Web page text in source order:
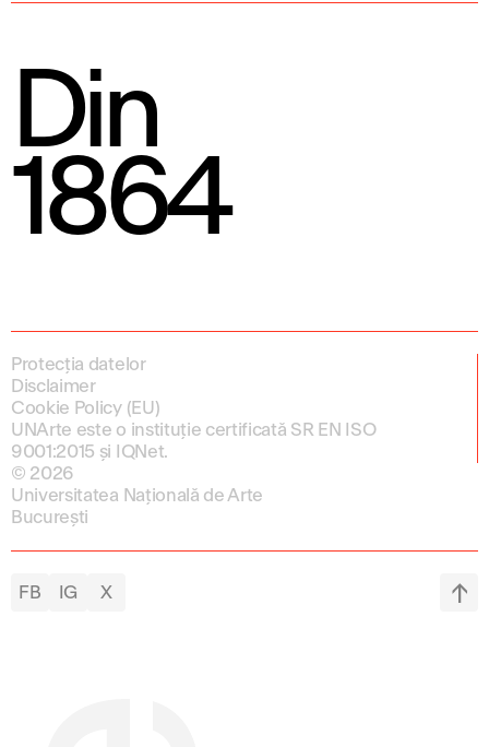
Din
1864
Protecția datelor
Disclaimer
Cookie Policy (EU)
UNArte este o instituție certificată SR EN ISO
9001:2015 și IQNet.
© 2026
Universitatea Națională de Arte
București
FB IG X